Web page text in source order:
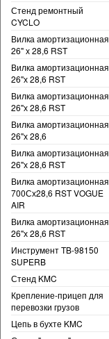
Стенд ремонтный
CYCLO
Вилка амортизационная
26" х 28,6 RST
Вилка амортизационная
26"х 28,6 RST
Вилка амортизационная
26"х 28,6 RST
Вилка амортизационная
26"х 28,6
Вилка амортизационная
26"х 28,6 RST
Вилка амортизационная
700Сх28,6 RST VOGUE
AIR
Вилка амортизационная
26"х 28,6 RST
Инструмент TB-98150
SUPERB
Стенд KMC
Крепление-прицеп для
перевозки грузов
Цепь в бухте KMC